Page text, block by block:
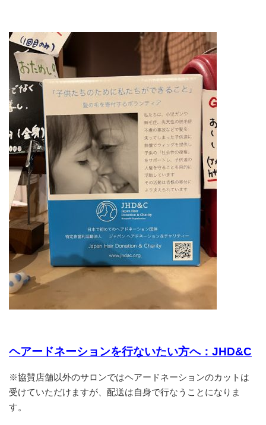
ヘアードネーションを行ないたい方へ：JHD&C
※協賛店舗以外のサロンではヘアードネーションのカットは
受けていただけますが、配送は自身で行なうことになりま
す。